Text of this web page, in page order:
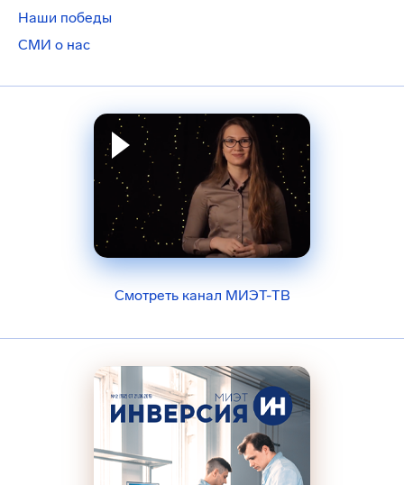
Наши победы
СМИ о нас
Смотреть канал МИЭТ-ТВ